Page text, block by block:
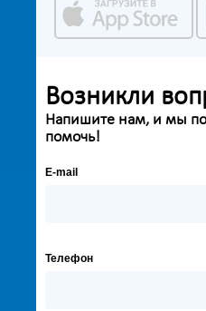
Возникли
Напишите нам, и мы
помочь!
E-mail
Телефон